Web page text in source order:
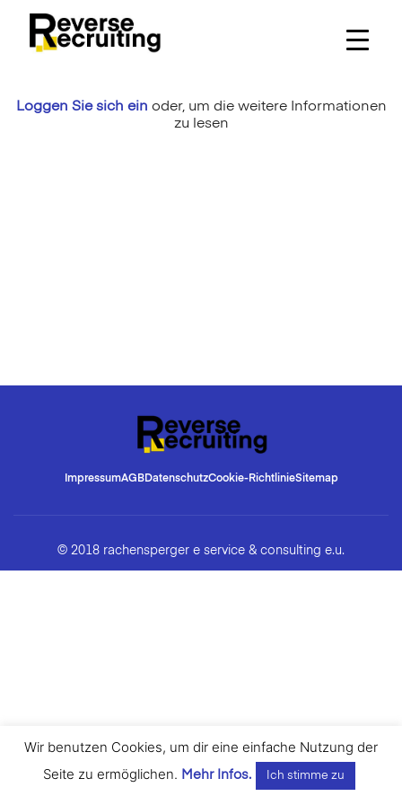
content
Loggen Sie sich ein oder, um die weitere Informationen
zu lesen
ImpressumAGBDatenschutzCookie-RichtlinieSitemap
© 2018 rachensperger e service & consulting e.u.
Wir benutzen Cookies, um dir eine einfache Nutzung der
Seite zu ermöglichen. Mehr Infos. Ich stimme zu